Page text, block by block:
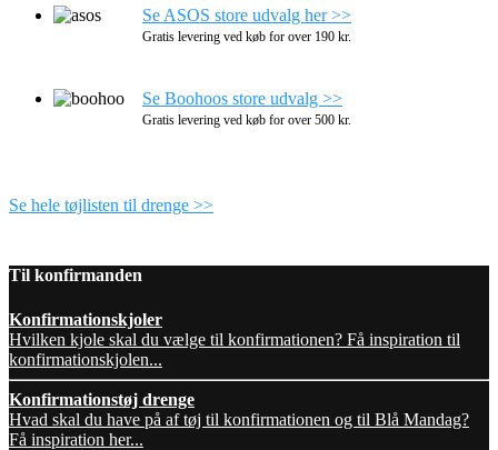
Se ASOS store udvalg her >>
Gratis levering ved køb for over 190 kr.
Se Boohoos store udvalg >>
Gratis levering ved køb for over 500 kr.
Se hele tøjlisten til drenge >>
Til konfirmanden
Konfirmationskjoler
Hvilken kjole skal du vælge til konfirmationen? Få inspiration til
konfirmationskjolen...
Konfirmationstøj drenge
Hvad skal du have på af tøj til konfirmationen og til Blå Mandag?
Få inspiration her...